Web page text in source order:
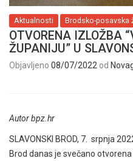
Aktualnosti Brodsko-posavska
OTVORENA IZLOŽBA
ŽUPANIJU” U
Objavljeno 08/07/2022 od
Autor bpz.hr
SLAVONSKI BROD, 7. srpnja
Brod danas je svečano